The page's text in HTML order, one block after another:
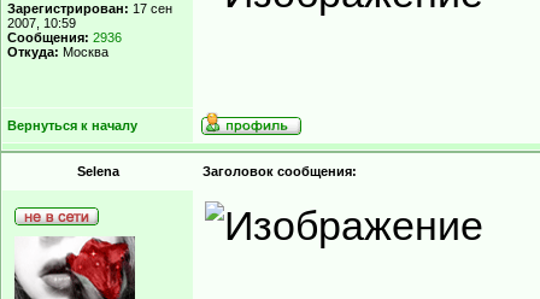
Зарегистрирован: 17 сен
2007, 10:59
Сообщения: 2936
Откуда: Москва
Вернуться к началу
Selena Заголовок сообщения: